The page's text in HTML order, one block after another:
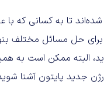
تا به کسانی که با
برای حل مسائل مختلف
جدید پایتون آشنا